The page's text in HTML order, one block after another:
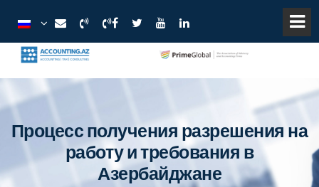
Процесс получения разрешения на
работу и требования в
Азербайджане